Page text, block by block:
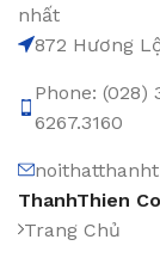
nhất
872 Hương
Phone: (028)
6267.3160
ThanhThien
Trang Chủ